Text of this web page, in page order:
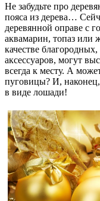
Не забудьте про
пояса из дерева…
деревянной оправе с
аквамарин, топаз или
качестве
аксессуаров, могут
всегда к месту. А
пуговицы? И,
в виде лошади!